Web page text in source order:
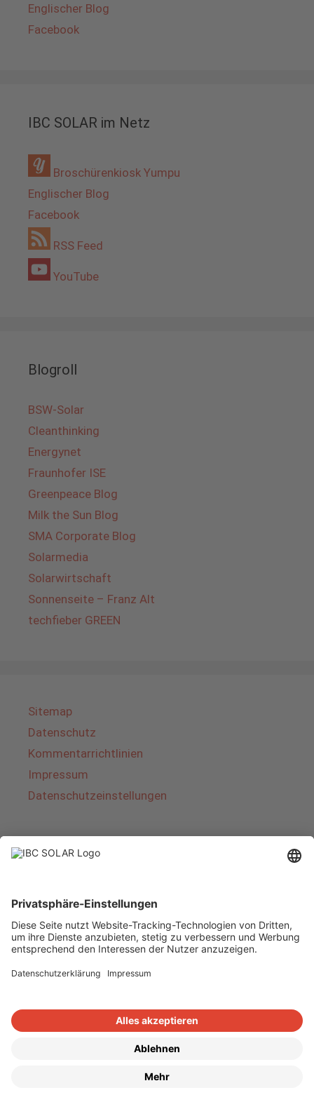
Englischer Blog
Facebook
IBC SOLAR im Netz
Broschürenkiosk Yumpu
Englischer Blog
Facebook
RSS Feed
YouTube
Blogroll
BSW-Solar
Cleanthinking
Energynet
Fraunhofer ISE
Greenpeace Blog
Milk the Sun Blog
SMA Corporate Blog
Solarmedia
Solarwirtschaft
Sonnenseite – Franz Alt
techfieber GREEN
Sitemap
Datenschutz
Kommentarrichtlinien
Impressum
Datenschutzeinstellungen
Über IBC SOLAR
von Energielösungen und Dienstleistungen im
Bereich Photovoltaik und Speicher. Das
Unternehmen bietet Komplettsysteme an und
deckt das gesamte Spektrum von der Planung
bis zur schlüsselfertigen Übergabe von
Energielösungen für Eigenheime, Gewerbe und
Industrie sowie Solarparks.